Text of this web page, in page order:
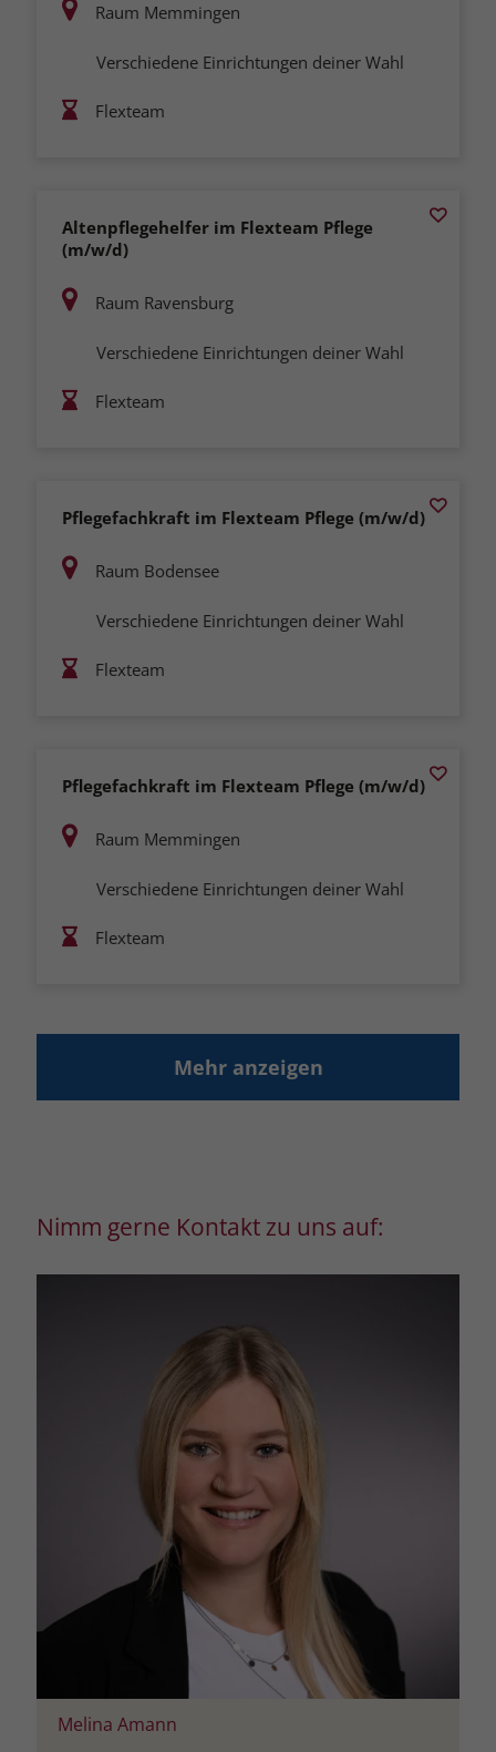
Raum Memmingen
Verschiedene Einrichtungen deiner Wahl
Flexteam
Altenpflegehelfer im Flexteam Pflege
(m/w/d)
Raum Ravensburg
Verschiedene Einrichtungen deiner Wahl
Flexteam
Pflegefachkraft im Flexteam Pflege (m/w/d)
Raum Bodensee
Verschiedene Einrichtungen deiner Wahl
Flexteam
Pflegefachkraft im Flexteam Pflege (m/w/d)
Raum Memmingen
Verschiedene Einrichtungen deiner Wahl
Flexteam
Mehr anzeigen
Nimm gerne Kontakt zu uns auf:
Melina Amann